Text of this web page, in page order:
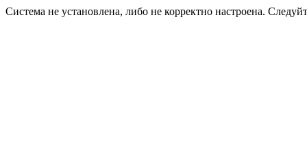
Система не установлена, либо не корректно настроена.